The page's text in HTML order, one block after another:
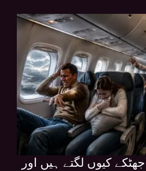
کیوں لگتے ہیں اور